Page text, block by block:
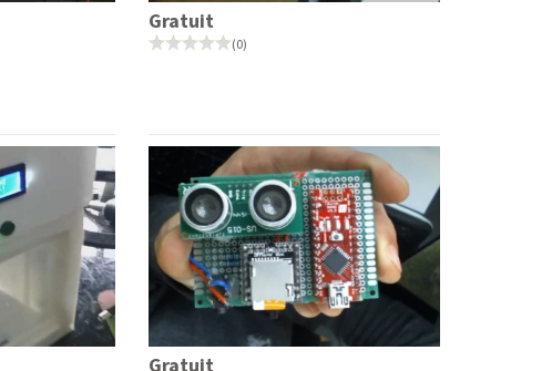
Gratuit
(0)
Gratuit